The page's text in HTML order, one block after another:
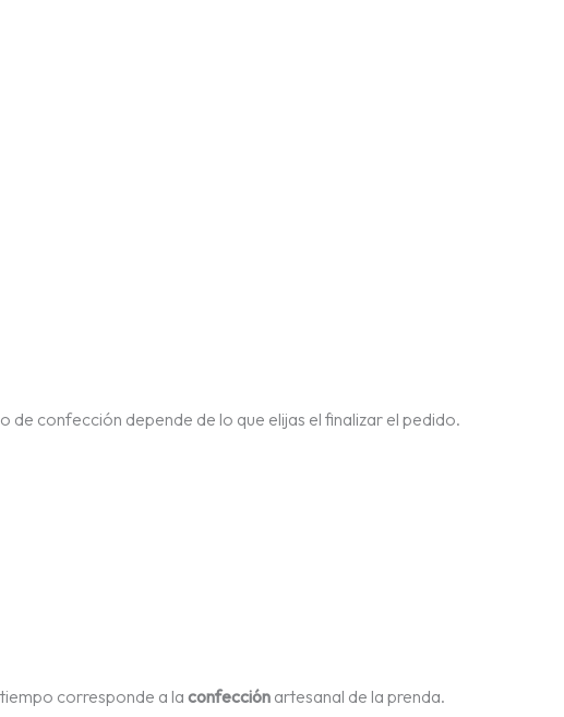
de confección depende de lo que elijas el finalizar el pedido.
corresponde a laconfección artesanal de la prenda.